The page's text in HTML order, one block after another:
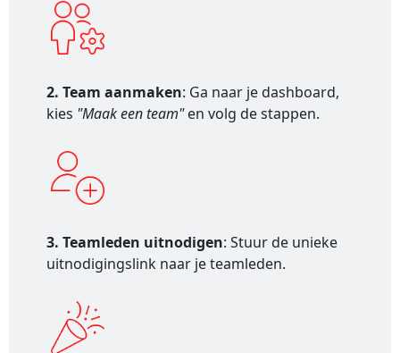
2. Team aanmaken: Ga naar je dashboard,
kies "Maak een team"en volg de stappen.
3. Teamleden uitnodigen: Stuur de unieke
uitnodigingslink naar je teamleden.